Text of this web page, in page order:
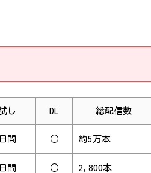
し DL 総配信数
間 ○ 約5万本
間 ○ 2,800本